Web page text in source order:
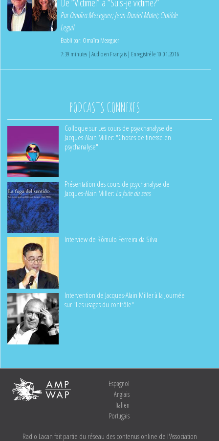
ParOmaïra Meseguer;Jean-Daniel Matet;Clotilde
Leguil
Établi par: Omaïra Meseguer
7:39 minutes | Audio en Français | Enregistré le 10.01.2016
PODCASTS CONNEXES
Colloque sur Les cours de psyachanalyse de
Jacques-Alain Miller: "Choses de finesse en
psychanalyse"
Présentation des cours de psychanalyse de
Jacques-Alain Miller:La fuite du sens
Interview de Rômulo Ferreira da Silva
Intervention de Jacques-Alain Miller à la Journée
sur "Les usages du contrôle"
Espagnol
Anglais
Italien
Portugais
Radio Lacan fait partie du réseau des contenus online de l'Association